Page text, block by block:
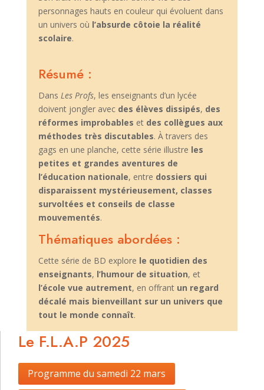
personnages hauts en couleur qui évoluent dans
un univers où l’absurde côtoie la réalité
scolaire.
Résumé :
Dans Les Profs, les enseignants d’un lycée
doivent jongler avec des élèves dissipés, des
réformes improbables et des collègues aux
méthodes très discutables. À travers des
gags en une planche, cette série illustre les
petites et grandes aventures de
l’éducation nationale, entre dossiers qui
disparaissent mystérieusement, classes
survoltées et conseils de classe
mouvementés.
Thématiques abordées :
Cette série de BD explore le quotidien des
enseignants, l’humour de situation, et
l’école vue autrement, en offrant un regard
décalé mais bienveillant sur un univers que
tout le monde connaît.
Le F.L.A.P 2025
Programme du samedi 22 mars